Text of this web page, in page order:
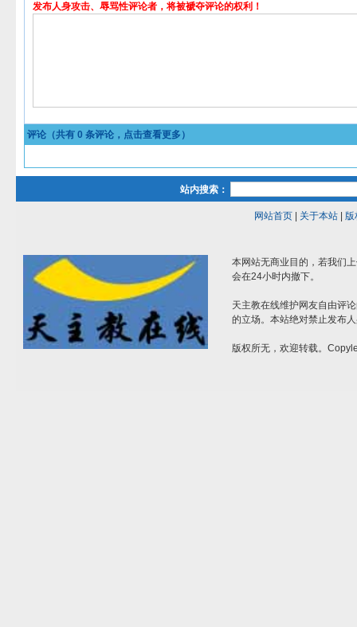
发布人身攻击、辱骂性评论者，将被褫夺评论的权利！
评论（共有 0 条评论，点击查看更多）
站内搜索：
网站首页| 关于本站| 版
本网站无商业目的，若我们
会在24小时内撤下。
天主教在线维护网友自由评
的立场。本站绝对禁止发布
版权所无，欢迎转载。